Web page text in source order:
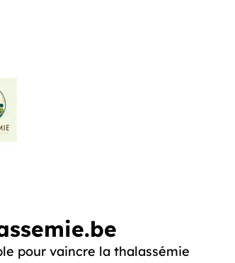
pour vaincre la thalassémie